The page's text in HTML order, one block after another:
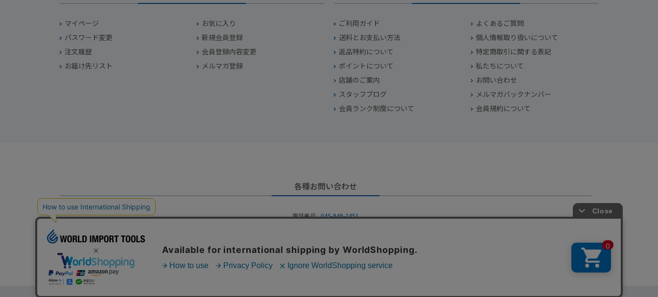
マイページ
お気に入り
パスワード変更
新規会員登録
注文履歴
会員登録内容変更
お届け先リスト
メルマガ登録
ご利用ガイド
よくあるご質問
送料とお支払い方法
個人情報取り扱いについて
返品特約について
特定商取引に関する表記
ポイントについて
私たちについて
店舗のご案内
お問い合わせ
スタッフブログ
メルマガバックナンバー
会員ランク制度について
会員規約について
各種お問い合わせ
電話番号 045-949-2451
お問い合わせフォームからお問い合わせ